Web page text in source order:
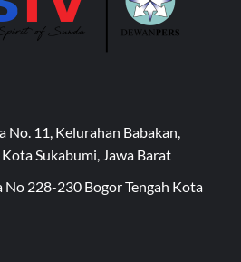
No. 11, Kelurahan Babakan,
Sukabumi, Jawa Barat
No 228-230 Bogor Tengah Kota